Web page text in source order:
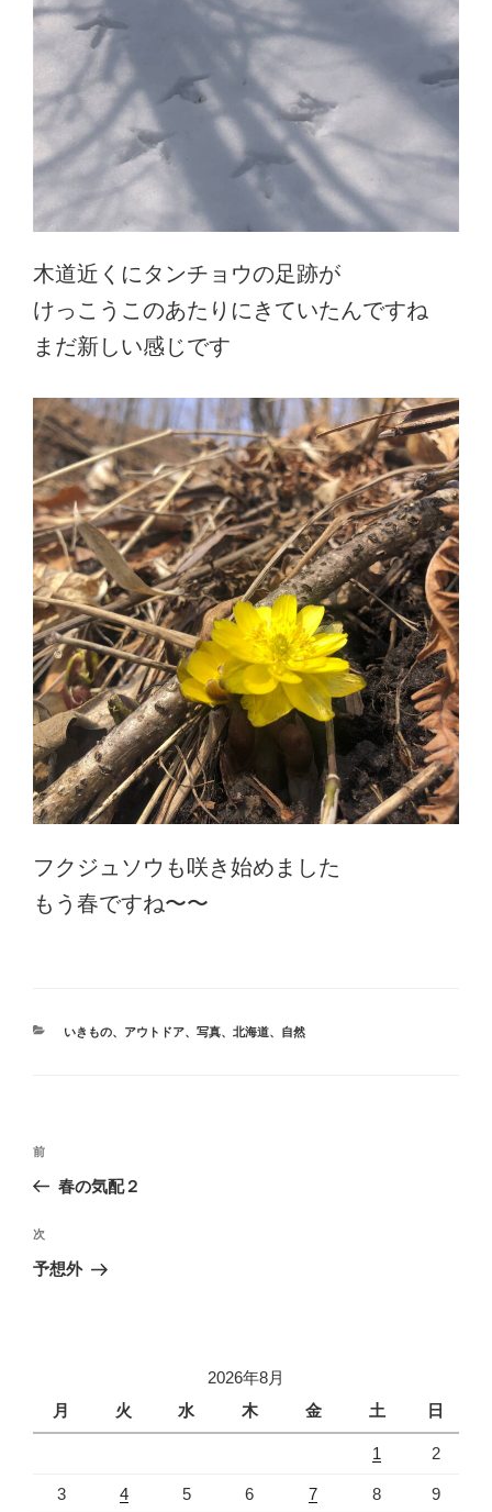
木道近くにタンチョウの足跡が
けっこうこのあたりにきていたんですね
まだ新しい感じです
フクジュソウも咲き始めました
もう春ですね〜〜
カ
いきもの、 アウトドア、 写真、 北海道、 自然
投
ビ
ゲ
前
の
稿
前
春の気配２
次
の
次
予想外
2026年8月
月
火 水 木 金 土 日
1 2
3 4 5 6 7 8 9